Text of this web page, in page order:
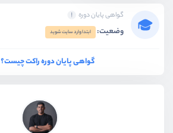
گواهی پایان دوره
وضعیت: ابتدا وارد سایت شوید
گواهی پایان دوره راکت چیست؟